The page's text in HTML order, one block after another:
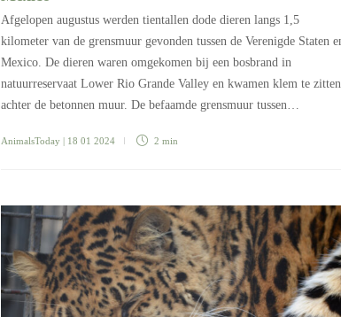
Afgelopen augustus werden tientallen dode dieren langs 1,5
kilometer van de grensmuur gevonden tussen de Verenigde Staten
Mexico. De dieren waren omgekomen bij een bosbrand in
natuurreservaat Lower Rio Grande Valley en kwamen klem te zitten
achter de betonnen muur. De befaamde grensmuur tussen…
AnimalsToday | 18 01 2024 2 min